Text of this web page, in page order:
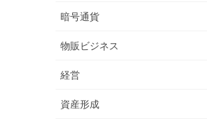
暗号通貨
物販ビジネス
経営
資産形成